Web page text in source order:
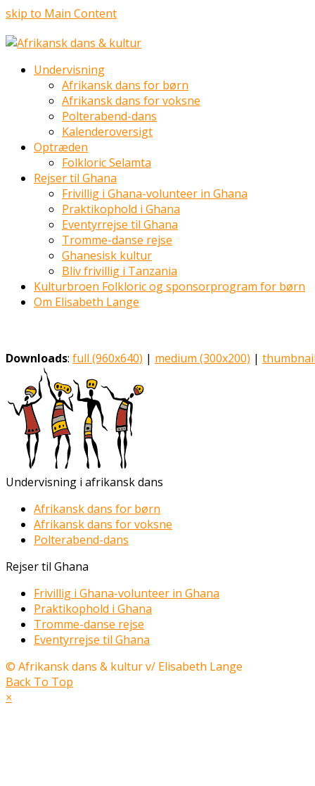
skip to Main Content
Undervisning
Afrikansk dans for børn
Afrikansk dans for voksne
Polterabend-dans
Kalenderoversigt
Optræden
Folkloric Selamta
Rejser til Ghana
Frivillig i Ghana-volunteer in Ghana
Praktikophold i Ghana
Eventyrrejse til Ghana
Tromme-danse rejse
Ghanesisk kultur
Bliv frivillig i Tanzania
Kulturbroen Folkloric og sponsorprogram for børn
Om Elisabeth Lange
Downloads: full (960x640) | medium (300x200) |
Undervisning i afrikansk dans
Afrikansk dans for børn
Afrikansk dans for voksne
Polterabend-dans
Rejser til Ghana
Frivillig i Ghana-volunteer in Ghana
Praktikophold i Ghana
Tromme-danse rejse
Eventyrrejse til Ghana
© Afrikansk dans & kultur v/ Elisabeth Lange
Back To Top
×